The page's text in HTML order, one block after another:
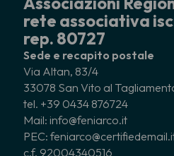
rete associativa
rep. 80727
Sede e recapito postale
Via Altan, 83/4
33078 San Vito al
tel. +39 0434 876724
Mail: info@feniarco.it
PEC:
c.f. 92004340516